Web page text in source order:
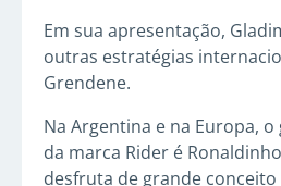
Em sua apresentação,
outras estratégias
Grendene.
Na Argentina e na Europa,
da marca Rider é
desfruta de grande